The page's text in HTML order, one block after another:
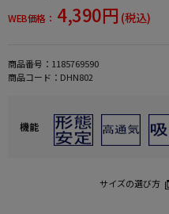
WEB価格： 4,390円 (税込)
商品番号： 1185769590
商品コード： DHN802
機能
サイズの選び方